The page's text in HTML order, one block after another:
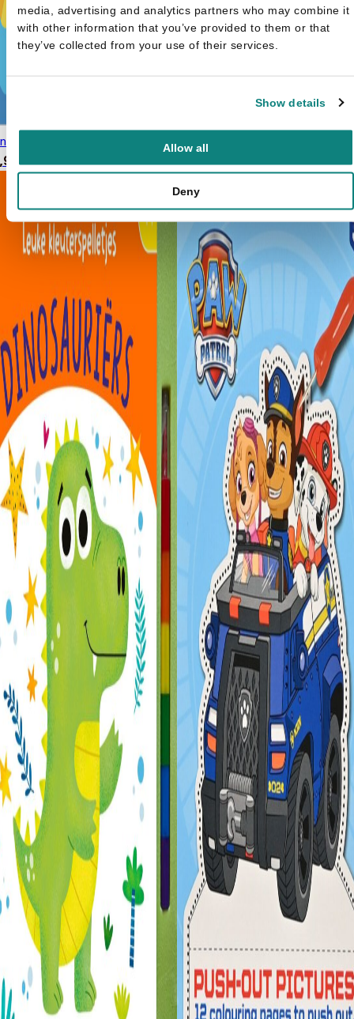
media, advertising and analytics partners who may combine it
with other information that you’ve provided to them or that
they’ve collected from your use of their services.
Show details
Allow all
Deny
coole tattoos: Eenhoorns
Mijn coole tattoos - Gekke
dieren €7,99